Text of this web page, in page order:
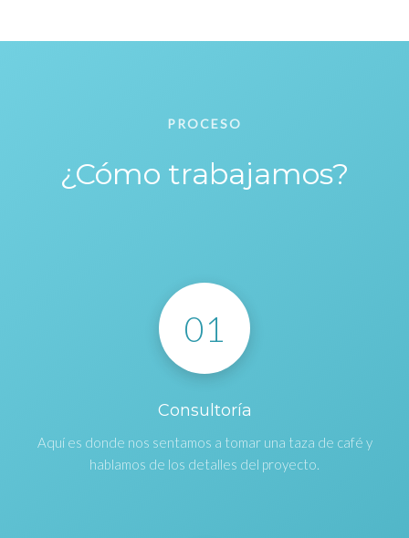
PROCESO
¿Cómo trabajamos?
01
Consultoría
Aquí es donde nos sentamos a tomar una taza de café y
hablamos de los detalles del proyecto.